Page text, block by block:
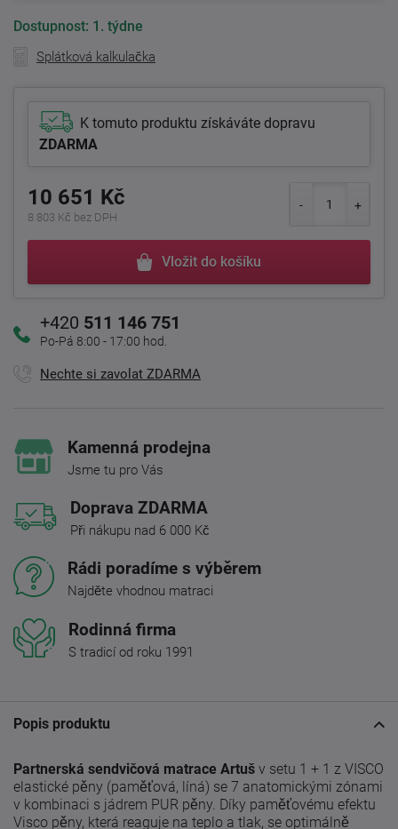
Dostupnost: 1. týdne
Splátková kalkulačka
K tomuto produktu získáváte dopravu
ZDARMA
10 651 Kč
8 803 Kč bez DPH
Vložit do košíku
+420 511 146 751
Po-Pá 8:00 - 17:00 hod.
Nechte si zavolat ZDARMA
Kamenná prodejna
Jsme tu pro Vás
Doprava ZDARMA
Při nákupu nad 6 000 Kč
Rádi poradíme s výběrem
Najděte vhodnou matraci
Rodinná firma
S tradicí od roku 1991
Popis produktu
Partnerská sendvičová matrace Artuš v setu 1 + 1 z VISCO
elastické pěny (paměťová, líná) se 7 anatomickými zónami
v kombinaci s jádrem PUR pěny. Díky paměťovému efektu
Visco pěny, která reaguje na teplo a tlak, se optimálně